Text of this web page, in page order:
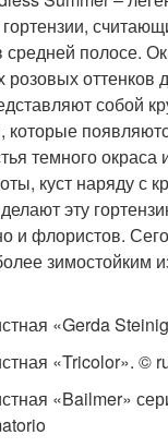
полосе.
оттенков
собой
темного
куст наряду с
эту
и флористов.
зимостойким
«Gerda
«Tricolor». ©
«Bailmer»